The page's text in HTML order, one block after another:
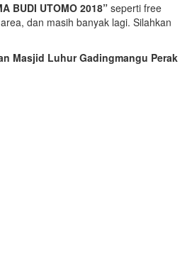
BUDI UTOMO 2018” seperti free
dan masih banyak lagi. Silahkan
Masjid Luhur Gadingmangu Perak